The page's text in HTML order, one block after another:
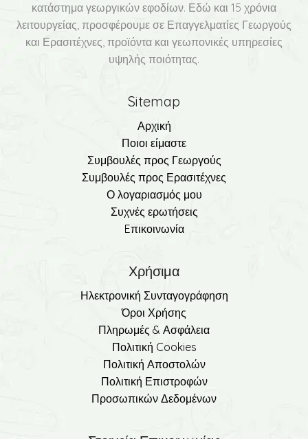
κατάστημα γεωργικών εφοδίων. Εδώ και 15 χρόνια
λειτουργείας, προσφέρουμε σε Επαγγελματίες Γεωργούς
και Ερασιτέχνες, προϊόντα και γεωπονικές υπηρεσίες
υψηλής ποιότητας.
Sitemap
Αρχική
Ποιοι είμαστε
Συμβουλές προς Γεωργούς
Συμβουλές προς Ερασιτέχνες
Ο λογαριασμός μου
Συχνές ερωτήσεις
Eπικοινωνία
Χρήσιμα
Ηλεκτρονική Συνταγογράφηση
Όροι Χρήσης
Πληρωμές & Ασφάλεια
Πολιτική Cookies
Πολιτική Αποστολών
Πολιτική Επιστροφών
Προσωπικών Δεδομένων